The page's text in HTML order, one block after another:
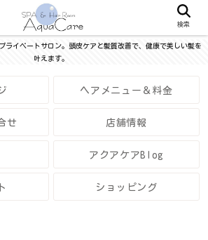
ライベートサロン。頭皮ケアと髪質改善で、健康で美しい髪を
叶えます。
ヘアメニュー＆料金
せ 店舗情報
アクアケアBlog
ショッピング
検索